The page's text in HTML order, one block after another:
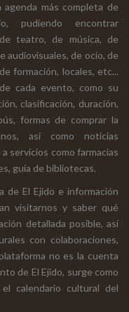
más completa de
pudiendo encontrar
teatro, de música, de
audiovisuales, de ocio, de
formación, locales, etc...
cada evento, como su
clasificación, duración,
formas de comprar la
así como noticias
servicios como farmacias
guía de bibliotecas.
de El Ejido e información
visitarnos y saber qué
detallada posible, así
con colaboraciones,
no es la cuenta
de El Ejido, surge como
calendario cultural del